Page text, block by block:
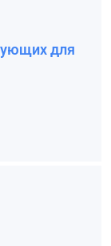
для